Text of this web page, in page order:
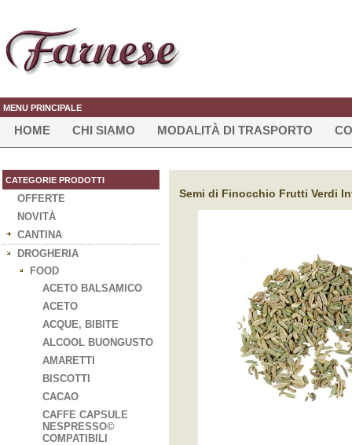
MENU PRINCIPALE
HOME CHI SIAMO MODALITÀ DI TRASPORTO
CATEGORIE PRODOTTI
OFFERTE
NOVITÀ
CANTINA
DROGHERIA
FOOD
ACETO BALSAMICO
ACETO
ACQUE, BIBITE
ALCOOL BUONGUSTO
AMARETTI
BISCOTTI
CACAO
CAFFE CAPSULE
NESPRESSO©
COMPATIBILI
Semi di Finocchio Frutti Verdi